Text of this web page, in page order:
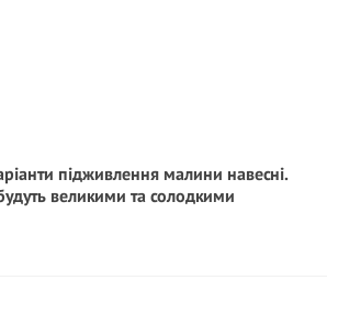
підживлення малини навесні.
великими та солодкими